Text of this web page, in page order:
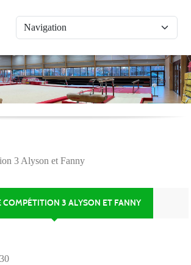
3 Alyson et Fanny
COMPÉTITION 3 ALYSON ET FANNY
cookies